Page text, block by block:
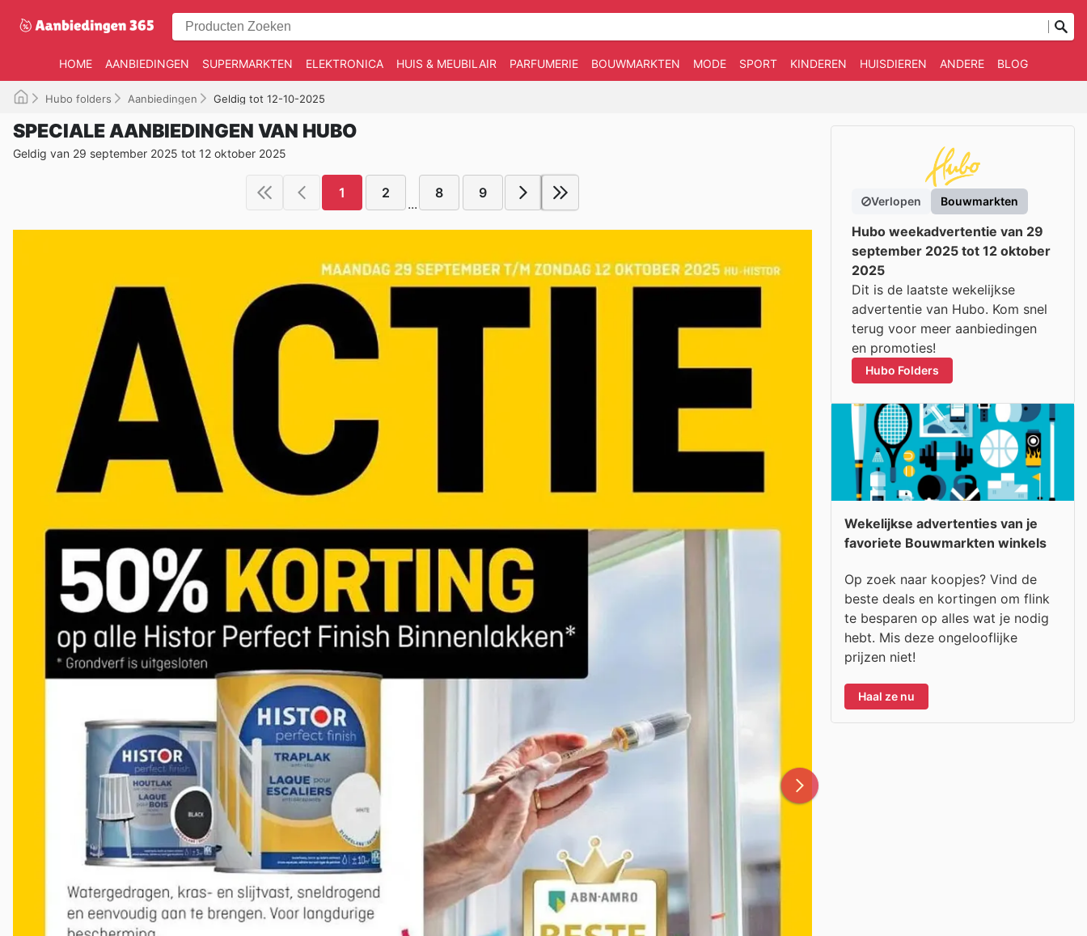
HOME AANBIEDINGEN SUPERMARKTEN ELEKTRONICA HUIS & MEUBILAIR PARFUMERIE BOUWMARKTEN MODE SPORT KINDEREN HUISDIEREN ANDERE BLOG
Hubo folders Aanbiedingen Geldig tot 12-10-2025
SPECIALE AANBIEDINGEN VAN HUBO
Geldig van 29 september 2025 tot 12 oktober 2025
1 2
...
8 9
Verlopen Bouwmarkten
Hubo weekadvertentie van 29
september 2025 tot 12 oktober
2025
Dit is de laatste wekelijkse
advertentie van Hubo. Kom snel
terug voor meer aanbiedingen
en promoties!
Hubo Folders
Wekelijkse advertenties van je
favoriete Bouwmarkten winkels
Op zoek naar koopjes? Vind de
beste deals en kortingen om flink
te besparen op alles wat je nodig
hebt. Mis deze ongelooflijke
prijzen niet!
Haal ze nu